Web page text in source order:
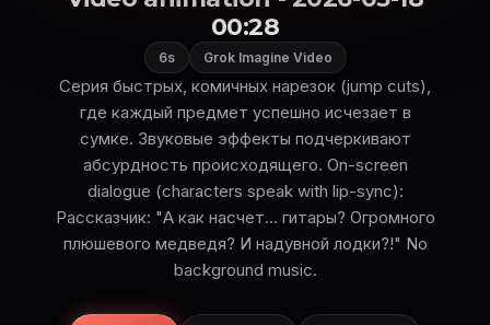
00:28
6s Grok Imagine Video
Серия быстрых, комичных нарезок (jump cuts),
где каждый предмет успешно исчезает в
сумке. Звуковые эффекты подчеркивают
абсурдность происходящего. On-screen
dialogue (characters speak with lip-sync):
Рассказчик: "А как насчет... гитары? Огромного
плюшевого медведя? И надувной лодки?!" No
background music.